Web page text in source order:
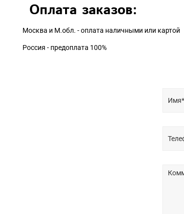
Оплата заказов:
Москва и М.обл. - оплата наличными или
Россия - предоплата 100%